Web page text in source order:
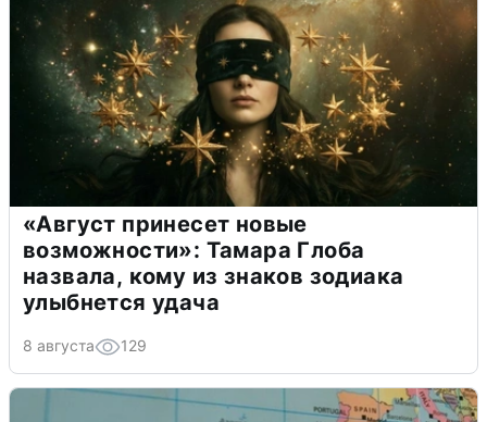
«Август принесет новые
возможности»: Тамара Глоба
назвала, кому из знаков зодиака
улыбнется удача
8 августа 129